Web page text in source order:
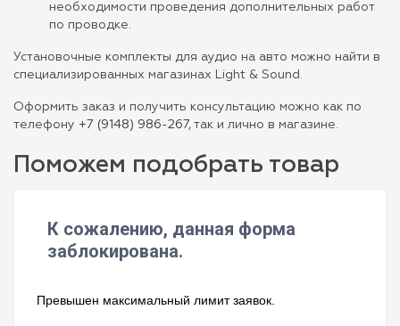
необходимости проведения дополнительных работ
по проводке.
Установочные комплекты для аудио на авто можно найти в
специализированных магазинах Light & Sound.
Оформить заказ и получить консультацию можно как по
телефону +7 (9148) 986-267, так и лично в магазине.
Поможем подобрать товар